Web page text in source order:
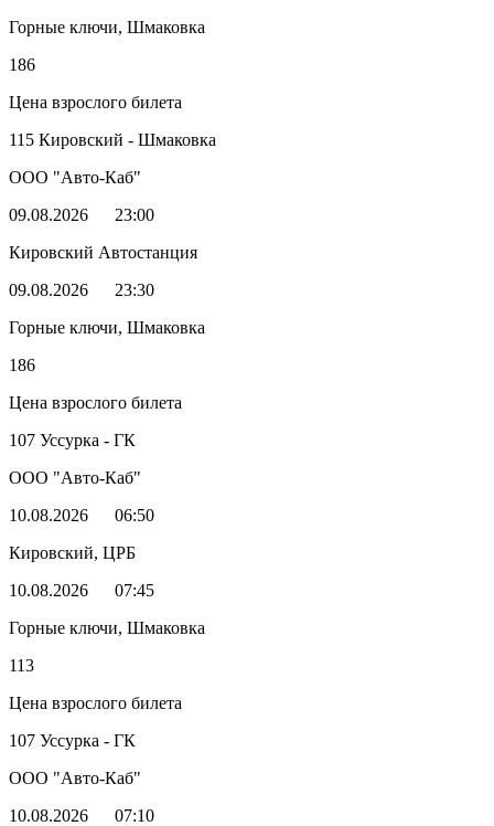
Горные ключи, Шмаковка
186
Цена взрослого билета
115 Кировский - Шмаковка
ООО "Авто-Каб"
09.08.2026
23:00
Кировский Автостанция
09.08.2026
23:30
Горные ключи, Шмаковка
186
Цена взрослого билета
107 Уссурка - ГК
ООО "Авто-Каб"
10.08.2026
06:50
Кировский, ЦРБ
10.08.2026
07:45
Горные ключи, Шмаковка
113
Цена взрослого билета
107 Уссурка - ГК
ООО "Авто-Каб"
10.08.2026
07:10